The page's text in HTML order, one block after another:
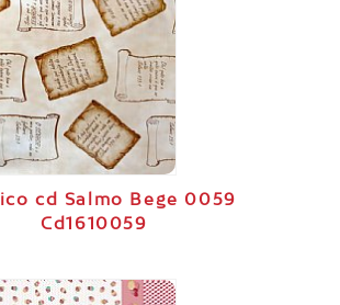
cd Salmo Bege 0059
Cd1610059